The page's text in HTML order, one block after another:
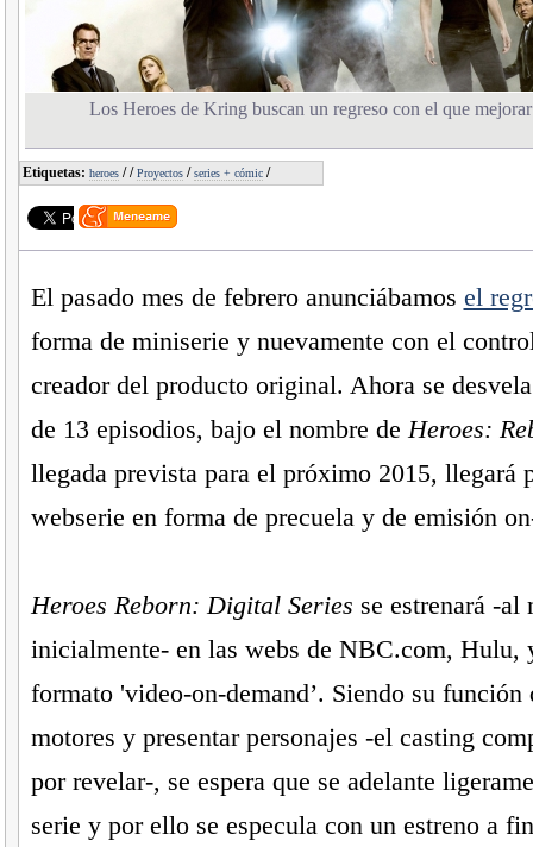
Los Heroes de Kring buscan un regreso con el que
Etiquetas: heroes//Proyectos/series + cómic/
El pasado mes de febrero anunciábamos el
forma de miniserie y nuevamente con el
creador del producto original. Ahora se
de 13 episodios, bajo el nombre deHeroes:
llegada prevista para el próximo 2015, llegará
webserie en forma de precuela y de emisión
Heroes Reborn: Digital Series se estrenará -al
inicialmente- en las webs de NBC.com, Hulu,
formato 'video-on-demand’. Siendo su función
motores y presentar personajes -el casting
por revelar-, se espera que se adelante
serie y por ello se especula con un estreno a